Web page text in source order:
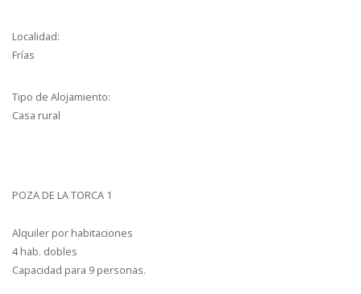
Localidad:
Frías
Tipo de Alojamiento:
Casa rural
POZA DE LA TORCA 1
Alquiler por habitaciones
4 hab. dobles
Capacidad para 9 personas.